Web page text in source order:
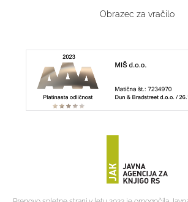
Obrazec za vračilo